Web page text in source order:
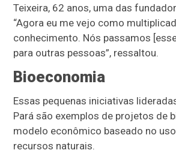
Teixeira, 62 anos, uma das
“Agora eu me vejo como
conhecimento. Nós passamos
para outras pessoas”, ressaltou.
Bioeconomia
Essas pequenas iniciativas
Pará são exemplos de projetos de
modelo econômico baseado no
recursos naturais.